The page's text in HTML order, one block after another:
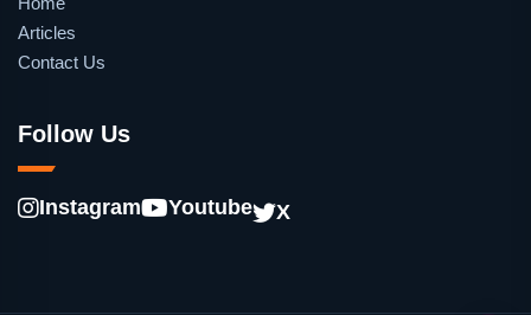
Articles
Contact Us
Follow Us
Instagram Youtube X